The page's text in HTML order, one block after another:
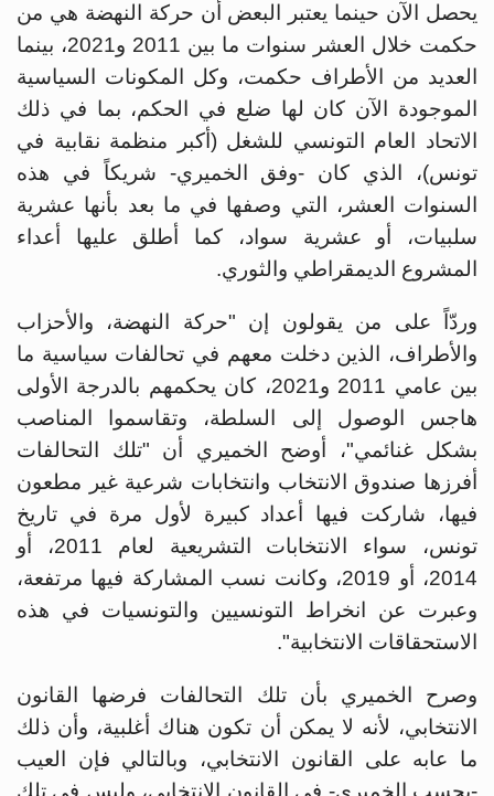
يحصل الآن حينما يعتبر البعض أن حركة النهضة هي من
حكمت خلال العشر سنوات ما بين 2011 و2021، بينما
العديد من الأطراف حكمت، وكل المكونات السياسية
الموجودة الآن كان لها ضلع في الحكم، بما في ذلك
الاتحاد العام التونسي للشغل (أكبر منظمة نقابية في
تونس)، الذي كان -وفق الخميري- شريكاً في هذه
السنوات العشر، التي وصفها في ما بعد بأنها عشرية
سلبيات، أو عشرية سواد، كما أطلق عليها أعداء
المشروع الديمقراطي والثوري.
وردّاً على من يقولون إن "حركة النهضة، والأحزاب
والأطراف، الذين دخلت معهم في تحالفات سياسية ما
بين عامي 2011 و2021، كان يحكمهم بالدرجة الأولى
هاجس الوصول إلى السلطة، وتقاسموا المناصب
بشكل غنائمي"، أوضح الخميري أن "تلك التحالفات
أفرزها صندوق الانتخاب وانتخابات شرعية غير مطعون
فيها، شاركت فيها أعداد كبيرة لأول مرة في تاريخ
تونس، سواء الانتخابات التشريعية لعام 2011، أو
2014، أو 2019، وكانت نسب المشاركة فيها مرتفعة،
وعبرت عن انخراط التونسيين والتونسيات في هذه
الاستحقاقات الانتخابية".
وصرح الخميري بأن تلك التحالفات فرضها القانون
الانتخابي، لأنه لا يمكن أن تكون هناك أغلبية، وأن ذلك
ما عابه على القانون الانتخابي، وبالتالي فإن العيب
-بحسب الخميري- في القانون الانتخابي، وليس في تلك